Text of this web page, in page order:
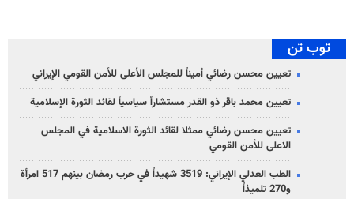
توب تن
تعيين محسن رضائي أميناً للمجلس الأعلى للأمن القومي الإيراني
تعيين محمد باقر ذو القدر مستشاراً سياسياً لقائد الثورة الإسلامية
تعيين محسن رضائي ممثلا لقائد الثورة الاسلامية في المجلس
الاعلى للأمن القومي
الطب العدلي الإيراني: 3519 شهيداً في حرب رمضان بينهم 517 امرأة
و270 تلميذاً